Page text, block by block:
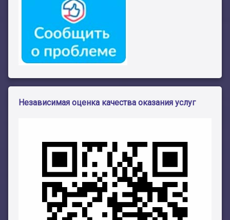
Независимая оценка качества оказания услуг